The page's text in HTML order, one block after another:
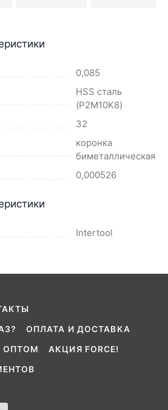
0,085
HSS сталь
(P2M10K8)
32
коронка
биметаллическая
0,000526
Intertool
ОПЛАТА И ДОСТАВКА
ОПТОМ АКЦИЯ FORCE!